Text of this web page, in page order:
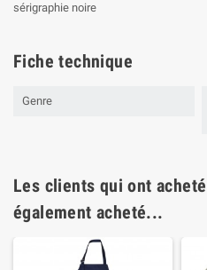
sérigraphie noire
Fiche technique
Genre
Les clients qui ont
également acheté...